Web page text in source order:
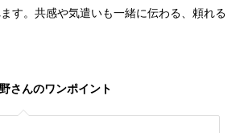
す。共感や気遣いも一緒に伝わる、頼れる
さんのワンポイント